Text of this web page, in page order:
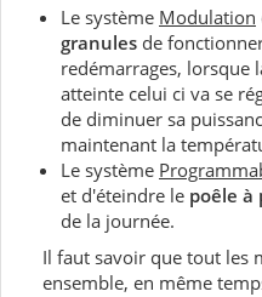
Le système Modulation
granules de
redémarrages, lorsque
atteinte celui ci va se
de diminuer sa
maintenant la
Le système
et d'éteindre le poêle à
de la journée.
Il faut savoir que tout les
ensemble, en même